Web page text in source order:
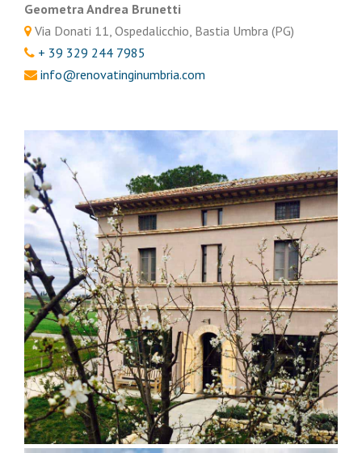
Geometra Andrea Brunetti
Via Donati 11, Ospedalicchio, Bastia Umbra (PG)
+ 39 329 244 7985
info@renovatinginumbria.com